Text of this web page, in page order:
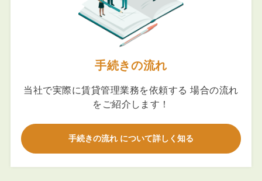
手続きの流れ
当社で実際に賃貸管理業務を依頼する 場合の流れ
をご紹介します！
手続きの流れ について詳しく知る